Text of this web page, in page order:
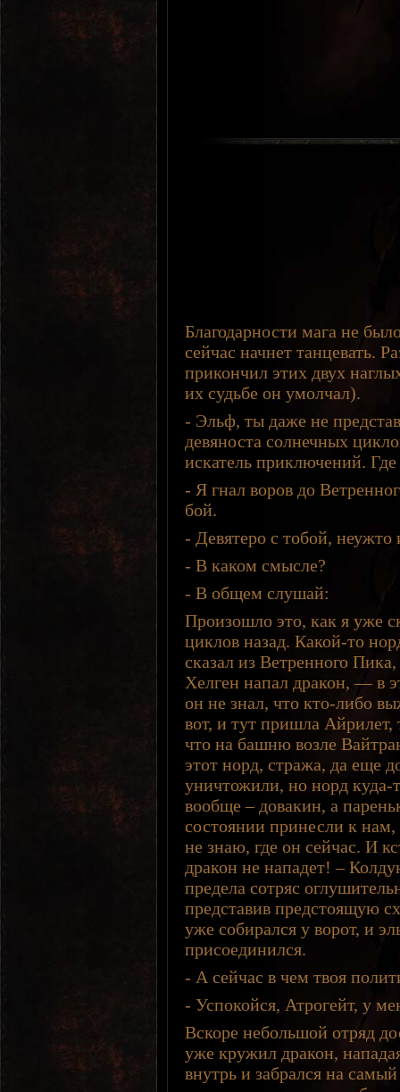
Благодарности мага не
сейчас начнет танцевать.
прикончил этих двух
их судьбе он умолчал).
- Эльф, ты даже не
девяноста солнечных
искатель приключений.
- Я гнал воров до
бой.
- Девятеро с тобой, неужто
- В каком смысле?
- В общем слушай:
Произошло это, как я уже
циклов назад. Какой-то
сказал из Ветренного
Хелген напал дракон, — в
он не знал, что кто-либо
вот, и тут пришла Айрилет,
что на башню возле
этот норд, стража, да еще
уничтожили, но норд куда-
вообще – довакин, а
состоянии принесли к нам,
не знаю, где он сейчас. И
дракон не нападет! –
предела сотряс
представив предстоящую
уже собирался у ворот, и
присоединился.
- А сейчас в чем твоя
- Успокойся, Атрогейт, у
Вскоре небольшой отряд
уже кружил дракон,
внутрь и забрался на